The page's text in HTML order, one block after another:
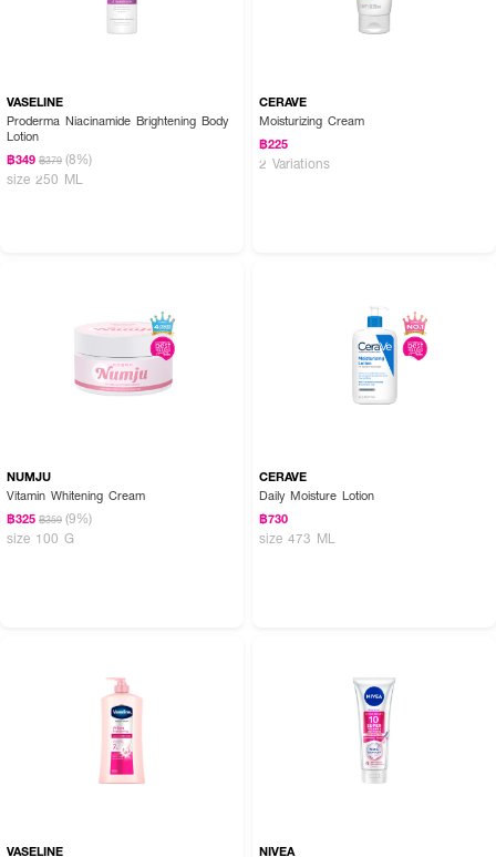
VASELINE
Proderma Niacinamide Brightening Body
Lotion
฿349 ฿379 (8%)
size 250 ML
CERAVE
Moisturizing Cream
฿225
2 Variations
NUMJU
Vitamin Whitening Cream
฿325 ฿359 (9%)
size 100 G
CERAVE
Daily Moisture Lotion
฿730
size 473 ML
VASELINE NIVEA